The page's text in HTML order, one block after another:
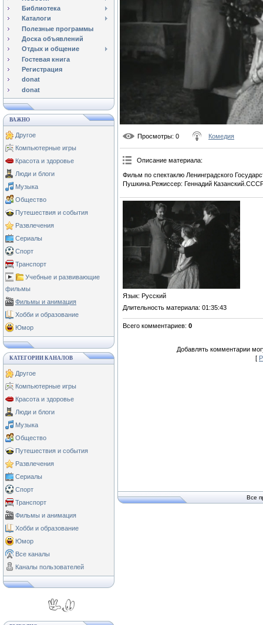
Библиотека
Каталоги
Полезные программы
Доска объявлений
Отдых и общение
Гостевая книга
Регистрация
donat
donat
ВАЖНО
Другое
Компьютерные игры
Красота и здоровье
Люди и блоги
Музыка
Общество
Путешествия и события
Развлечения
Сериалы
Спорт
Транспорт
Учебные и развивающие
фильмы
Фильмы и анимация
Хобби и образование
Юмор
КАТЕГОРИИ КАНАЛОВ
Другое
Компьютерные игры
Красота и здоровье
Люди и блоги
Музыка
Общество
Путешествия и события
Развлечения
Сериалы
Спорт
Транспорт
Фильмы и анимация
Хобби и образование
Юмор
Все каналы
Каналы пользователей
Просмотры: 0 Комедия
Описание материала:
Фильм по спектаклю Ленинградского
Пушкина.Режиссер: Геннадий
Язык: Русский
Длительность материала: 01:35:43
Всего комментариев: 0
Добавлять комментарии
[
Все